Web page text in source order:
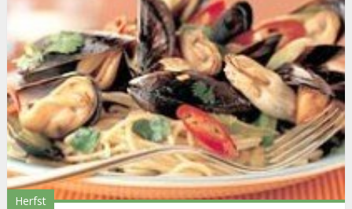
Herfst